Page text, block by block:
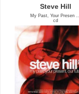
Steve Hill
My Past, Your Presen ...
cd